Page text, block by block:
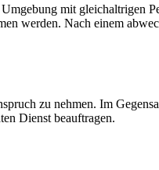
mit gleichaltrigen
werden. Nach einem
zu nehmen. Im
Dienst beauftragen.